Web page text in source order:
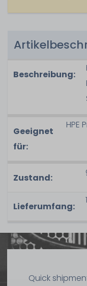
Beschreibung:
Geeignet
für:
HPE
Zustand:
Lieferumfang:
Quick